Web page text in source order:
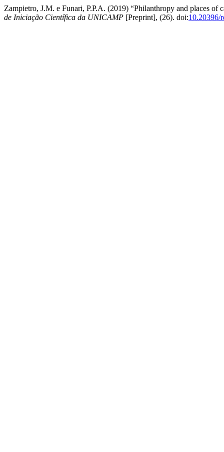
Zampietro, J.M. e Funari, P.P.A. (2019) “Philanthropy and places
de Iniciação Científica da UNICAMP [Preprint], (26). doi:10.20396/